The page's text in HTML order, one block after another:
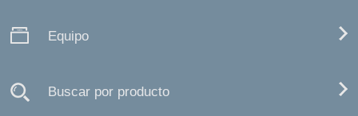
Equipo
Buscar por producto